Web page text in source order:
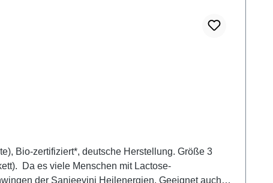
Bio-zertifiziert*, deutsche Herstellung. Größe 3
Da es viele Menschen mit Lactose-
der Sanjeevini Heilenergien. Geeignet auch